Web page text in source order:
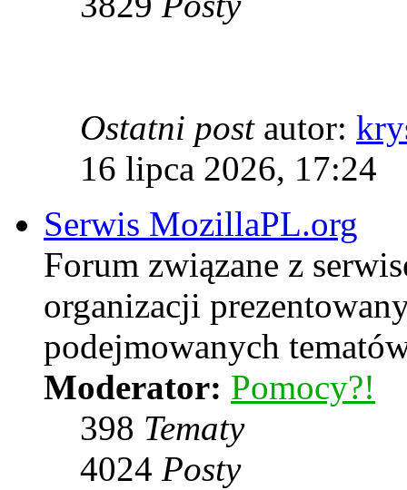
Ostatni postautor:
16 lipca 2026, 17:24
Serwis MozillaPL.org
Forum związane z
organizacji
podejmowanych
Moderator: Pomocy?!
398 Tematy
4024 Posty